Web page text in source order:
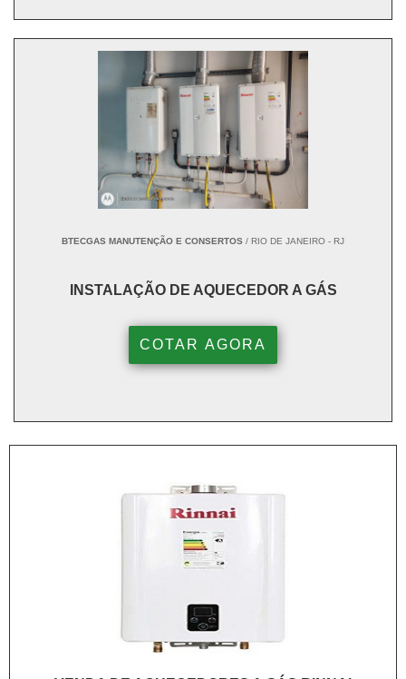
BTECGAS MANUTENÇÃO E CONSERTOS / RIO DE JANEIRO - RJ
INSTALAÇÃO DE AQUECEDOR A GÁS
COTAR AGORA